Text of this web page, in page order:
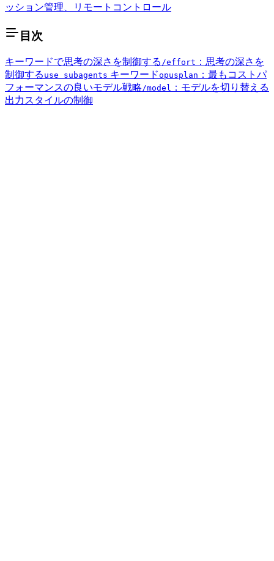
ッション管理、リモートコントロール
目次
キーワードで思考の深さを制御する /effort ：思考の深さを
制御する use subagents キーワードopusplan ：最もコストパ
フォーマンスの良いモデル戦略 /model
：モデルを切り替える
出力スタイルの制御